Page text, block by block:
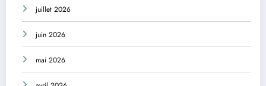
juillet 2026
juin 2026
mai 2026